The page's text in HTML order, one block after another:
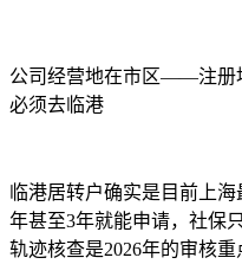
公司经营地在市区——注册
必须去临港
临港居转户确实是目前上
年甚至3年就能申请，社保
轨迹核查是2026年的审核重